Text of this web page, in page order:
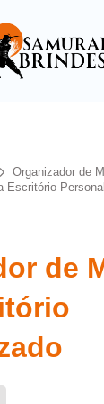
Organizador de
Escritório
de